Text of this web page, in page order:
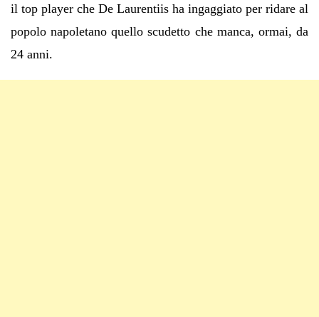
il top player che De Laurentiis ha ingaggiato per ridare al
popolo napoletano quello scudetto che manca, ormai, da
24 anni.